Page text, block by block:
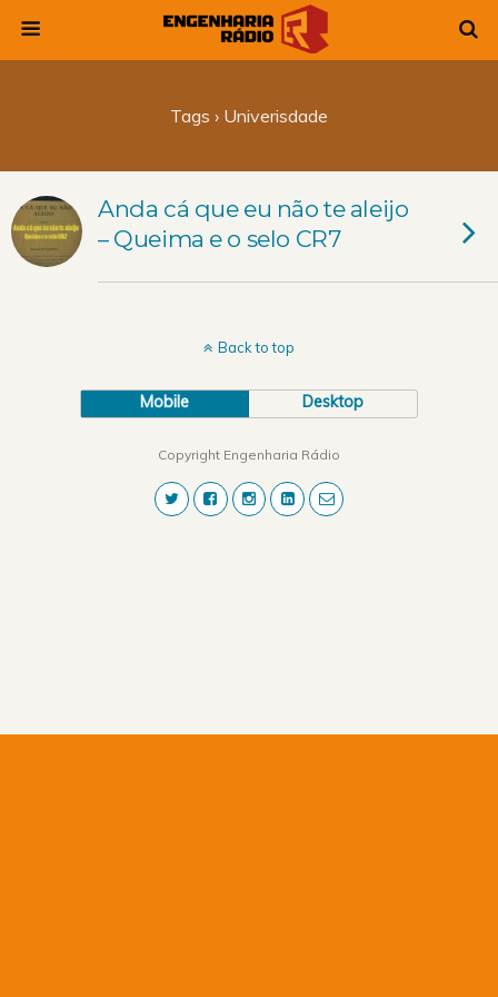
Tags › Univerisdade
Anda cá que eu não te aleijo
– Queima e o selo CR7
Back to top
Mobile Desktop
Copyright Engenharia Rádio